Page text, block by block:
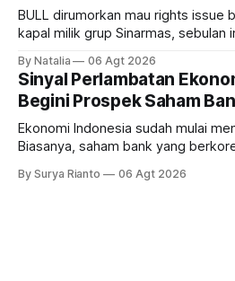
BULL dirumorkan mau rights issue
kapal milik grup Sinarmas, sebulan
masih menarik dilirik?
By Natalia 06 Agt 2026
Sinyal Perlambatan
Begini Prospek Saham
Ekonomi Indonesia sudah mulai
Biasanya, saham bank yang
bank ke depannya?
By Surya Rianto 06 Agt 2026